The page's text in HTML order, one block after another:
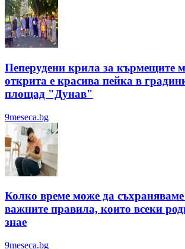
Пеперудени крила за кърмещите
открита е красива пейка в
площад "Дунав"
9meseca.bg
Колко време може да
важните правила, които всеки
знае
9meseca.bg